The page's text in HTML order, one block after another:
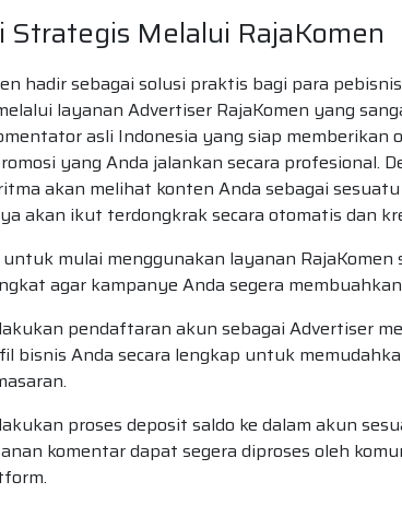
Strategis Melalui RajaKomen
hadir sebagai solusi praktis bagi para
layanan Advertiser RajaKomen yang
asli Indonesia yang siap
yang Anda jalankan secara profesional.
akan melihat konten Anda sebagai
akan ikut terdongkrak secara otomatis dan
mulai menggunakan layanan
agar kampanye Anda segera
pendaftaran akun sebagai Advertiser
bisnis Anda secara lengkap untuk
proses deposit saldo ke dalam akun
komentar dapat segera diproses oleh